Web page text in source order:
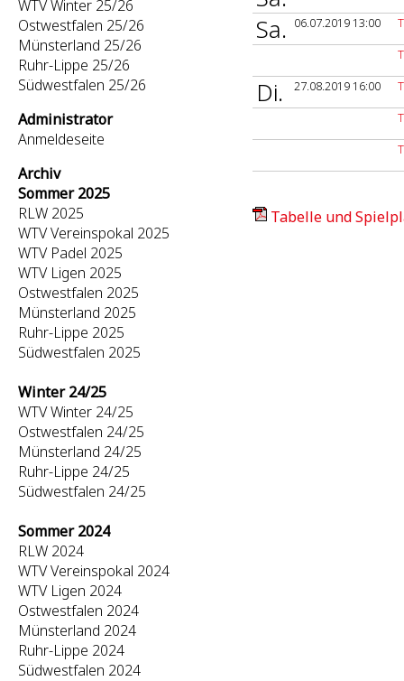
WTV Winter 25/26
Ostwestfalen 25/26
Münsterland 25/26
Ruhr-Lippe 25/26
Südwestfalen 25/26
Administrator
Anmeldeseite
Archiv
Sommer 2025
RLW 2025
WTV Vereinspokal 2025
WTV Padel 2025
WTV Ligen 2025
Ostwestfalen 2025
Münsterland 2025
Ruhr-Lippe 2025
Südwestfalen 2025
Winter 24/25
WTV Winter 24/25
Ostwestfalen 24/25
Münsterland 24/25
Ruhr-Lippe 24/25
Südwestfalen 24/25
Sommer 2024
RLW 2024
WTV Vereinspokal 2024
WTV Ligen 2024
Ostwestfalen 2024
Münsterland 2024
Ruhr-Lippe 2024
Südwestfalen 2024
Sa. 06.07.2019 13:00
Di. 27.08.2019 16:00
Tabelle und